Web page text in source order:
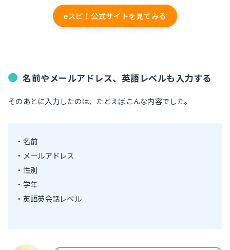
eスピ！公式サイトを見てみる
名前やメールアドレス、英語レベルも入力する
そのあとに入力したのは、たとえばこんな内容でした。
・名前
・メールアドレス
・性別
・学年
・英語英会話レベル